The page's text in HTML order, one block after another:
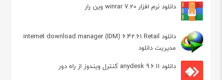
دانلود نرم افزار winrar 7.20 وین رار
دانلود internet download manager (IDM) 6.42.61 Retail
مدیریت دانلود
دانلود anydesk 9.6.11 کنترل ویندوز از راه دور